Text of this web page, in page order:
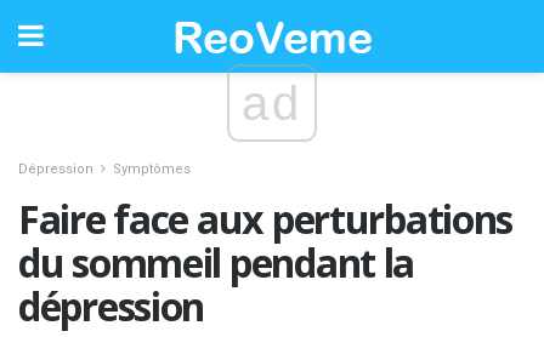
ad
Dépression Symptômes
Faire face aux perturbations
du sommeil pendant la
dépression